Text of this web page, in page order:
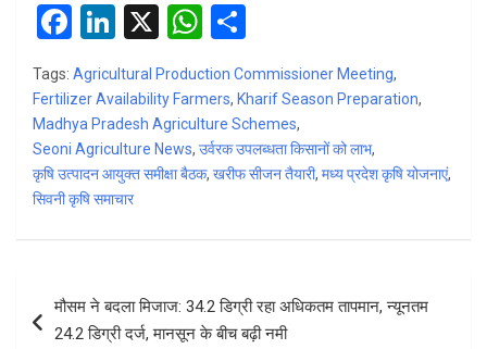
F
a
ce
b
o
o
k
Li
n
ke
dI
n
X
W
h
at
s
A
p
p
ar
e
Tags: Agricultural Production Commissioner Meeting,
Fertilizer Availability Farmers, Kharif Season Preparation,
Madhya Pradesh Agriculture Schemes,
Seoni Agriculture News, उर्वरक उपलब्धता किसानों को लाभ,
कृषि उत्पादन आयुक्त समीक्षा बैठक, खरीफ सीजन तैयारी, मध्य प्रदेश कृषि योजनाएं,
सिवनी कृषि समाचार
navigation
मौसम ने बदला मिजाज: 34.2 डिग्री रहा अधिकतम तापमान, न्यूनतम
24.2 डिग्री दर्ज, मानसून के बीच बढ़ी नमी